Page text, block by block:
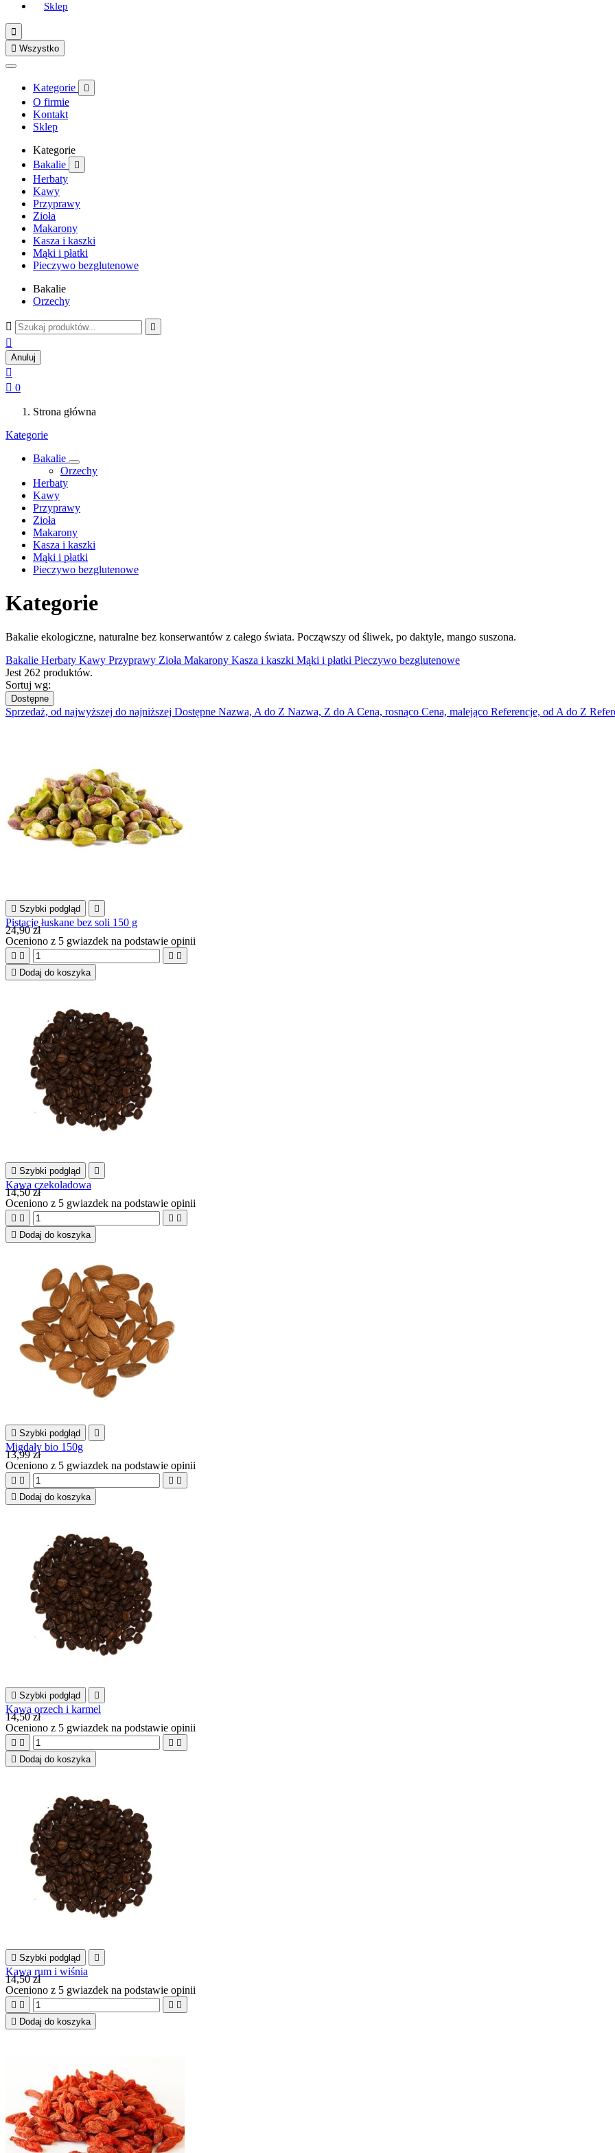
Sklep

 Wszystko
Kategorie 
O firmie
Kontakt
Sklep
Kategorie
Bakalie

Herbaty
Kawy
Przyprawy
Zioła
Makarony
Kasza i kaszki
Mąki i płatki
Pieczywo bezglutenowe
Bakalie
Orzechy
 

Anuluj

 0
Strona główna
Kategorie
Bakalie
Orzechy
Herbaty
Kawy
Przyprawy
Zioła
Makarony
Kasza i kaszki
Mąki i płatki
Pieczywo bezglutenowe
Kategorie
Bakalie ekologiczne, naturalne bez konserwantów z całego świata. Począwszy od śliwek, po daktyle, mango suszona.
Bakalie Herbaty Kawy Przyprawy Zioła Makarony Kasza i kaszki Mąki i płatki Pieczywo bezglutenowe
Jest 262 produktów.
Sortuj wg:
Dostępne
Sprzedaż, od najwyższej do najniższej Dostępne Nazwa, A do Z Nazwa, Z do A Cena, rosnąco Cena, malejąco Referencje, od A do Z
 Szybki podgląd 
Pistacje łuskane bez soli 150 g
24,90 zł
Oceniono z 5 gwiazdek na podstawie opinii
   
 Dodaj do koszyka
 Szybki podgląd 
Kawa czekoladowa
14,50 zł
Oceniono z 5 gwiazdek na podstawie opinii
   
 Dodaj do koszyka
 Szybki podgląd 
Migdały bio 150g
13,99 zł
Oceniono z 5 gwiazdek na podstawie opinii
   
 Dodaj do koszyka
 Szybki podgląd 
Kawa orzech i karmel
14,50 zł
Oceniono z 5 gwiazdek na podstawie opinii
   
 Dodaj do koszyka
 Szybki podgląd 
Kawa rum i wiśnia
14,50 zł
Oceniono z 5 gwiazdek na podstawie opinii
   
 Dodaj do koszyka